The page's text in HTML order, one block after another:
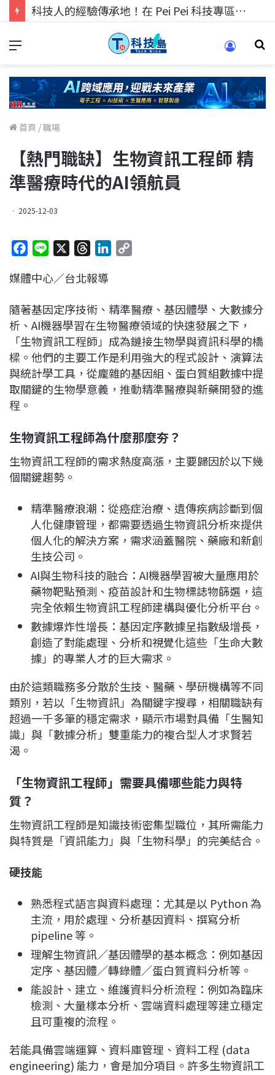
科技人的經驗傳承地！在 Pei Pei 科技專區，與學弟妹交流最硬核的技術
首頁 /職場
【熱門職缺】生物資訊工程師 精
準醫療時代的AI領航員
2025-12-03
c
b
o
o
k
n
r
a
d
s
e
d
I
n
L
i
n
k
媒體中心／台北報導
隨著基因定序技術、精準醫療、基因體學、大數據分
析、AI機器學習在生物醫療領域的快速發展之下，
「生物資訊工程師」成為鏈接生物學與資訊科學的橋
樑。他們的主要工作是利用強大的程式設計、演算法
與統計學工具，從龐雜的基因組、蛋白質組數據中提
取關鍵的生物學意義，推動精準醫療與新藥開發的進
程。
生物資訊工程師為什麼那麼夯？
生物資訊工程師的需求熱度高漲，主要歸因於以下幾
個關鍵趨勢。
精準醫療浪潮：從癌症治療、遺傳疾病診斷到個
人化健康管理，都需要透過生物資訊分析來提供
個人化的解決方案，需求涵蓋醫院、藥廠和新創
生技公司。
AI與生物科技的融合：AI機器學習被大量應用於
藥物靶點預測、疫苗設計和生物標誌物篩選，這
完全依賴生物資訊工程師建構與優化分析平台。
數據爆炸性增長：基因定序數據呈指數級增長，
創造了對能處理、分析和視覺化這些「生命大數
據」的專業人才的巨大需求。
由於這類職務多分散於生技、醫藥、學研機構等不同
類別，若以「生物資訊」為關鍵字搜尋，相關職缺有
超過一千多筆的穩定需求，顯示市場對具備「生醫知
識」與「數據分析」雙重能力的複合型人才求賢若
渴。
「生物資訊工程師」需要具備哪些能力與特
質？
生物資訊工程師是知識技術密集型職位，其所需能力
與特質是「資訊能力」與「生物科學」的完美結合。
硬技能
熟悉程式語言與資料處理：尤其是以 Python 為
主流，用於處理、分析基因資料、撰寫分析
pipeline 等。
理解生物資訊／基因體學的基本概念：例如基因
定序、基因體／轉錄體／蛋白質資料分析等。
能設計、建立、維護資料分析流程：例如為臨床
檢測、大量樣本分析、雲端資料處理等建立穩定
且可重複的流程。
若能具備雲端運算、資料庫管理、資料工程 (data
engineering) 能力，會是加分項目。許多生物資訊工